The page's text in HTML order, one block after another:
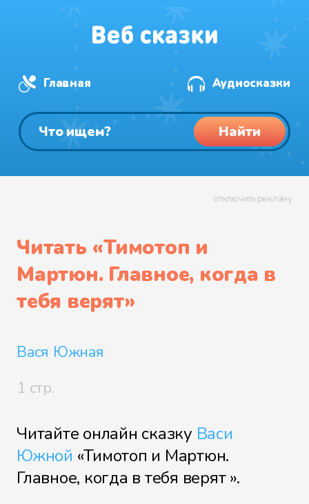
Главная Аудиосказки
Найти
отключить рекламу
Читать «Тимотоп и
Мартюн. Главное, когда в
тебя верят»
Вася Южная
1 стр.
Читайте онлайн сказку Васи
Южной «Тимотоп и Мартюн.
Главное, когда в тебя верят ».